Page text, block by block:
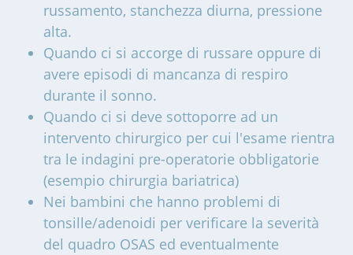
russamento, stanchezza diurna, pressione
alta.
Quando ci si accorge di russare oppure di
avere episodi di mancanza di respiro
durante il sonno.
Quando ci si deve sottoporre ad un
intervento chirurgico per cui l'esame rientra
tra le indagini pre-operatorie obbligatorie
(esempio chirurgia bariatrica)
Nei bambini che hanno problemi di
tonsille/adenoidi per verificare la severità
del quadro OSAS ed eventualmente